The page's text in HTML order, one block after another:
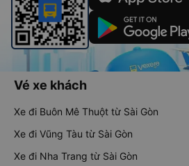
Vé xe khách
Xe đi Buôn Mê Thuột từ Sài Gòn
Xe đi Vũng Tàu từ Sài Gòn
Xe đi Nha Trang từ Sài Gòn